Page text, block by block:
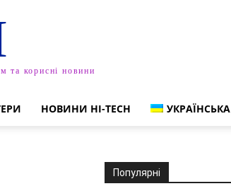
та корисні новини
НОВИНИ HI-TECH УКРАЇНСЬКА
Популярні